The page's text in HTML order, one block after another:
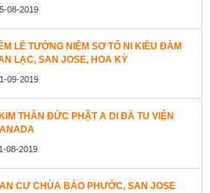
08-2019
LỄ TƯỞNG NIỆM SƠ TỔ NI KIỀU ĐÀM
LẠC, SAN JOSE, HOA KỲ
09-2019
THÂN ĐỨC PHẬT A DI ĐÀ TU VIỆN
08-2019
CƯ CHÙA BẢO PHƯỚC, SAN JOSE